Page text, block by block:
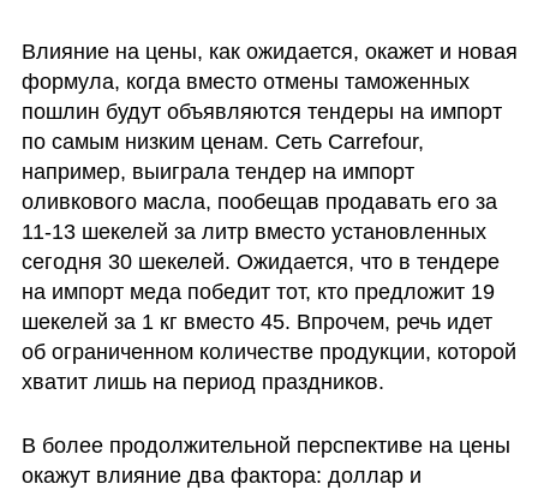
Влияние на цены, как ожидается, окажет и новая
формула, когда вместо отмены таможенных
пошлин будут объявляются тендеры на импорт
по самым низким ценам. Сеть Carrefour,
например, выиграла тендер на импорт
оливкового масла, пообещав продавать его за
11-13 шекелей за литр вместо установленных
сегодня 30 шекелей. Ожидается, что в тендере
на импорт меда победит тот, кто предложит 19
шекелей за 1 кг вместо 45. Впрочем, речь идет
об ограниченном количестве продукции, которой
хватит лишь на период праздников.
В более продолжительной перспективе на цены
окажут влияние два фактора: доллар и